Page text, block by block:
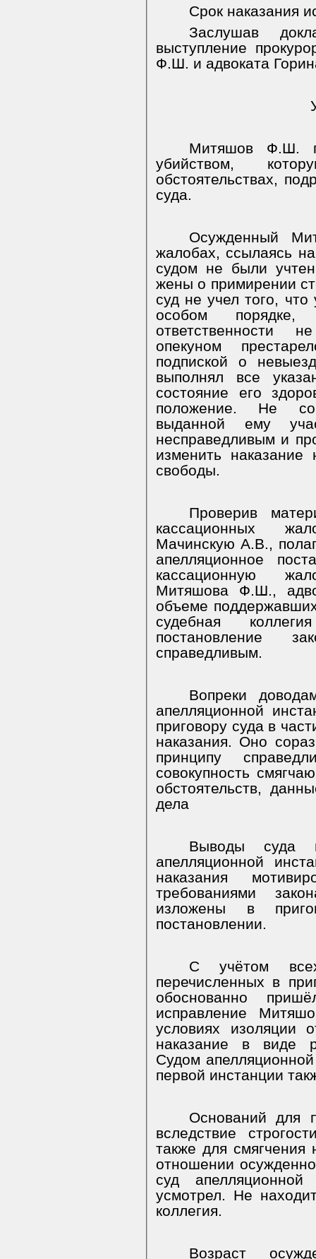
Срок наказания
Заслушав
выступление
Ф.Ш. и адвоката
Митяшов Ф.Ш.
убийством,
обстоятельствах,
суда.
Осужденный
жалобах, ссылаясь
судом не были
жены о примирении
суд не учел того,
особом
ответственности
опекуном
подпиской о
выполнял все
состояние его
положение. Не
выданной ему
несправедливым и
изменить
свободы.
Проверив
кассационных
Мачинскую А.В.,
апелляционное
кассационную
Митяшова Ф.Ш.,
объеме
судебная
постановление
справедливым.
Вопреки
апелляционной
приговору суда в
наказания. Оно
принципу
совокупность
обстоятельств,
дела
Выводы суда
апелляционной
наказания
требованиями
изложены в
постановлении.
С учётом
перечисленных в
обоснованно
исправление
условиях изоляции
наказание в виде
Судом
первой инстанции
Оснований для
вследствие
также для смягчения
отношении
суд
усмотрел. Не
коллегия.
Возраст